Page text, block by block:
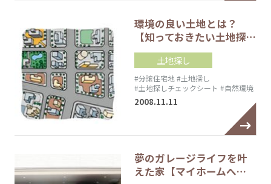
環境の良い土地とは？
【知っておきたい土地探…
土地探し
#分譲住宅地#土地探し
#土地探しチェックシート #自然環境
2008.11.11
夢のガレージライフを叶
えた家【マイホームへ…